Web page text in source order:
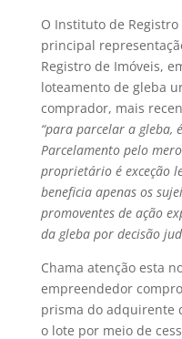
O Instituto de
principal
Registro de Imóveis,
loteamento de gleba
comprador, mais
“para parcelar a gleba,
Parcelamento pelo
proprietário é exceção
beneficia apenas os
promoventes de ação
da gleba por decisão
Chama atenção esta
empreendedor
prisma do adquirente
o lote por meio de